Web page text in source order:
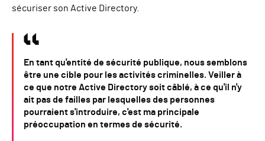
sécuriser son Active Directory.
En tant qu'entité de sécurité publique, nous semblons
être une cible pour les activités criminelles. Veiller à
ce que notre Active Directory soit câblé, à ce qu'il n'y
ait pas de failles par lesquelles des personnes
pourraient s'introduire, c'est ma principale
préoccupation en termes de sécurité.